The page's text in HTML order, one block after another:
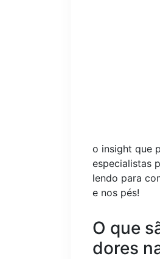
o insight que
especialistas
lendo para
e nos pés!
O que
dores